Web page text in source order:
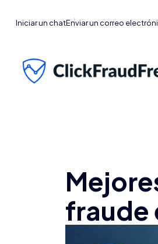
Iniciar un chatEnviar un correo
fraude